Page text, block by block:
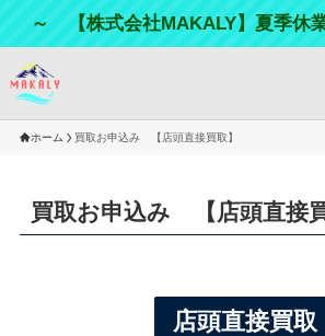
～ 【株式会社MAKALY】夏季休
ホーム 買取お申込み 【店頭直接買取】
買取お申込み 【店頭直接買
店頭直接買取